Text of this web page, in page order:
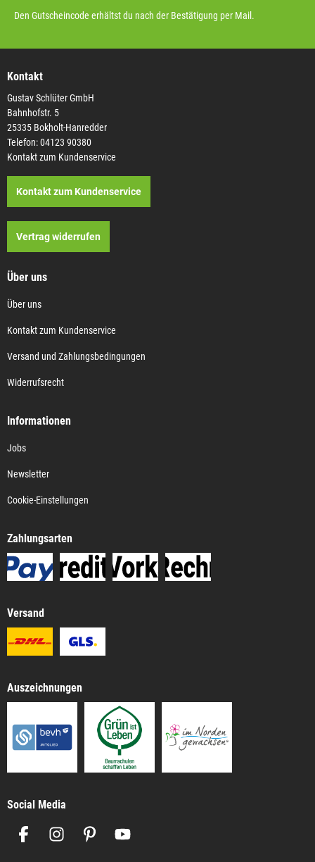
Den Gutscheincode erhältst du nach der Bestätigung per Mail.
Kontakt
Gustav Schlüter GmbH
Bahnhofstr. 5
25335 Bokholt-Hanredder
Telefon: 04123 90380
Kontakt zum Kundenservice
Kontakt zum Kundenservice
Vertrag widerrufen
Über uns
Über uns
Kontakt zum Kundenservice
Versand und Zahlungsbedingungen
Widerrufsrecht
Informationen
Jobs
Newsletter
Cookie-Einstellungen
Zahlungsarten
Versand
Auszeichnungen
Social Media